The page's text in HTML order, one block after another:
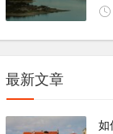
最新文章
如